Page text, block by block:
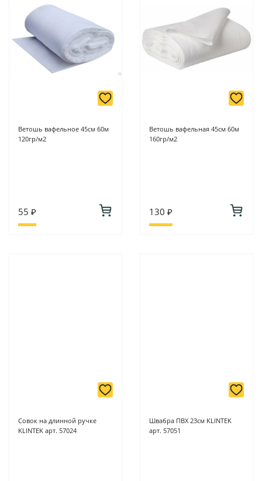
Ветошь вафельное 45см 60м
120гр/м2
55 ₽
Ветошь вафельная 45см 60м
160гр/м2
130 ₽
Совок на длинной ручке
KLINTEK арт. 57024
Швабра ПВХ 23см KLINTEK
арт. 57051